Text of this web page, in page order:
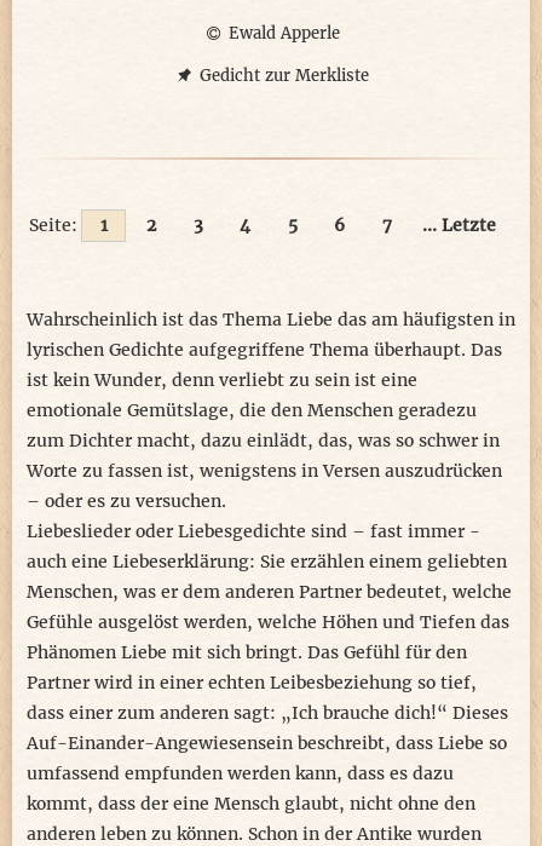
Ewald Apperle
Gedicht zur Merkliste
Seite: 1 2 3 4 5 6 7 ... Letzte
Wahrscheinlich ist das Thema Liebe das am häufigsten in
lyrischen Gedichte aufgegriffene Thema überhaupt. Das
ist kein Wunder, denn verliebt zu sein ist eine
emotionale Gemütslage, die den Menschen geradezu
zum Dichter macht, dazu einlädt, das, was so schwer in
Worte zu fassen ist, wenigstens in Versen auszudrücken
– oder es zu versuchen.
Liebeslieder oder Liebesgedichte sind – fast immer -
auch eine Liebeserklärung: Sie erzählen einem geliebten
Menschen, was er dem anderen Partner bedeutet, welche
Gefühle ausgelöst werden, welche Höhen und Tiefen das
Phänomen Liebe mit sich bringt. Das Gefühl für den
Partner wird in einer echten Leibesbeziehung so tief,
dass einer zum anderen sagt: „Ich brauche dich!“ Dieses
Auf-Einander-Angewiesensein beschreibt, dass Liebe so
umfassend empfunden werden kann, dass es dazu
kommt, dass der eine Mensch glaubt, nicht ohne den
anderen leben zu können. Schon in der Antike wurden